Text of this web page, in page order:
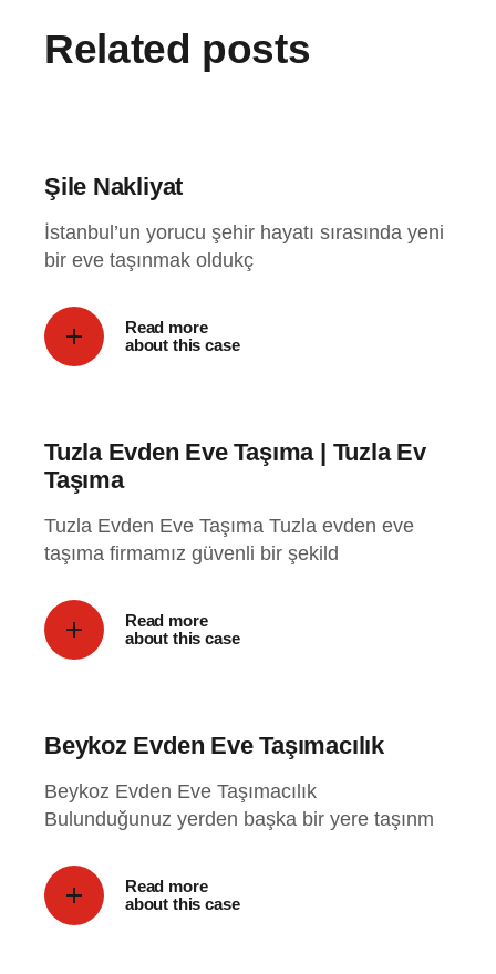
Related posts
Şile Nakliyat
İstanbul’un yorucu şehir hayatı sırasında yeni
bir eve taşınmak oldukç
Read more
about this case
Tuzla Evden Eve Taşıma | Tuzla Ev
Taşıma
Tuzla Evden Eve Taşıma Tuzla evden eve
taşıma firmamız güvenli bir şekild
Read more
about this case
Beykoz Evden Eve Taşımacılık
Beykoz Evden Eve Taşımacılık
Bulunduğunuz yerden başka bir yere taşınm
Read more
about this case